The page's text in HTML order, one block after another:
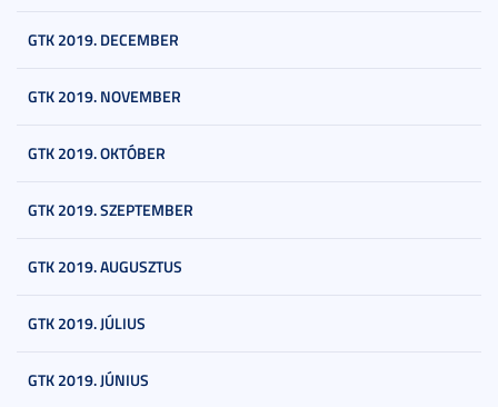
GTK 2019. DECEMBER
GTK 2019. NOVEMBER
GTK 2019. OKTÓBER
GTK 2019. SZEPTEMBER
GTK 2019. AUGUSZTUS
GTK 2019. JÚLIUS
GTK 2019. JÚNIUS